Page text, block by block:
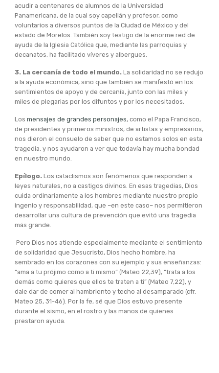
acudir a centenares de alumnos de la Universidad
Panamericana, de la cual soy capellán y profesor, como
voluntarios a diversos puntos de la Ciudad de México y del
estado de Morelos. También soy testigo de la enorme red de
ayuda de la Iglesia Católica que, mediante las parroquias y
decanatos, ha facilitado víveres y albergues.
3. La cercanía de todo el mundo. La solidaridad no se redujo
a la ayuda económica, sino que también se manifestó en los
sentimientos de apoyo y de cercanía, junto con las miles y
miles de plegarias por los difuntos y por los necesitados.
Los mensajes de grandes personajes, como el Papa Francisco,
de presidentes y primeros ministros, de artistas y empresarios,
nos dieron el consuelo de saber que no estamos solos en esta
tragedia, y nos ayudaron a ver que todavía hay mucha bondad
en nuestro mundo.
Epílogo. Los cataclismos son fenómenos que responden a
leyes naturales, no a castigos divinos. En esas tragedias, Dios
cuida ordinariamente a los hombres mediante nuestro propio
ingenio y responsabilidad, que –en este caso– nos permitieron
desarrollar una cultura de prevención que evitó una tragedia
más grande.
Pero Dios nos atiende especialmente mediante el sentimiento
de solidaridad que Jesucristo, Dios hecho hombre, ha
sembrado en los corazones con su ejemplo y sus enseñanzas:
“ama a tu prójimo como a ti mismo” (Mateo 22,39), “trata a los
demás como quieres que ellos te traten a ti” (Mateo 7,22), y
dale dar de comer al hambriento y techo al desamparado (cfr.
Mateo 25, 31-46). Por la fe, sé que Dios estuvo presente
durante el sismo, en el rostro y las manos de quienes
prestaron ayuda.